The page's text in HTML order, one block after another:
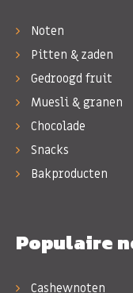
Noten
Pitten & zaden
Gedroogd fruit
Muesli & granen
Chocolade
Snacks
Bakproducten
Populaire
Cashewnoten